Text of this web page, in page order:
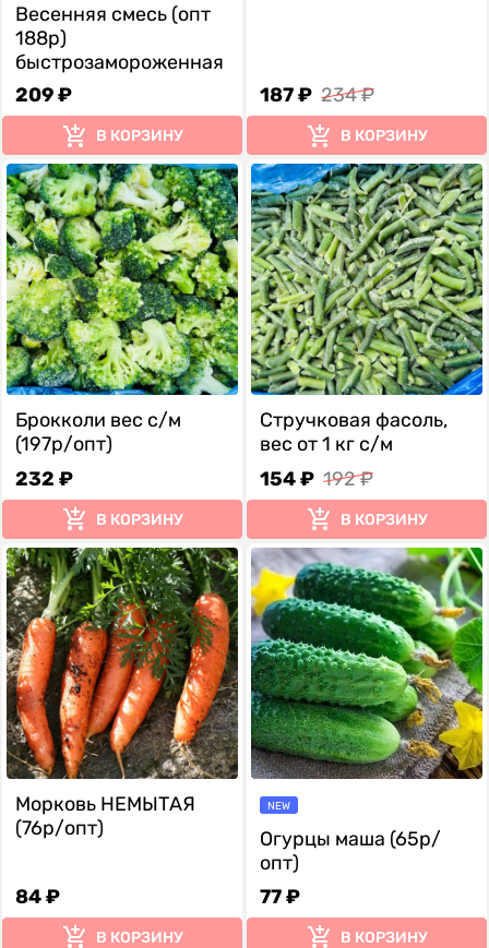
Весенняя смесь (опт
188р)
быстрозамороженная
209 ₽
В КОРЗИНУ
187 ₽ 234 ₽
В КОРЗИНУ
Брокколи вес с/м
(197р/опт)
232 ₽
В КОРЗИНУ
Стручковая фасоль,
вес от 1 кг с/м
154 ₽ 192 ₽
В КОРЗИНУ
Морковь НЕМЫТАЯ
(76р/опт)
84 ₽
В КОРЗИНУ
NEW
Огурцы маша (65р/
опт)
77 ₽
В КОРЗИНУ